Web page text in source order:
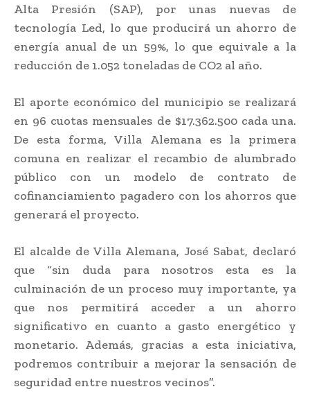
Alta Presión (SAP), por unas nuevas de
tecnología Led, lo que producirá un ahorro de
energía anual de un 59%, lo que equivale a la
reducción de 1.052 toneladas de CO2 al año.
El aporte económico del municipio se realizará
en 96 cuotas mensuales de $17.362.500 cada una.
De esta forma, Villa Alemana es la primera
comuna en realizar el recambio de alumbrado
público con un modelo de contrato de
cofinanciamiento pagadero con los ahorros que
generará el proyecto.
El alcalde de Villa Alemana, José Sabat, declaró
que “sin duda para nosotros esta es la
culminación de un proceso muy importante, ya
que nos permitirá acceder a un ahorro
significativo en cuanto a gasto energético y
monetario. Además, gracias a esta iniciativa,
podremos contribuir a mejorar la sensación de
seguridad entre nuestros vecinos”.